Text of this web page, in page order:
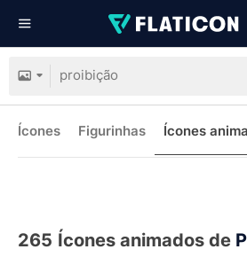
Ícones Figurinhas Ícones
265 Ícones animados de